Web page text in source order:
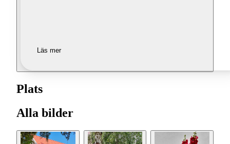
Läs mer
Plats
Alla bilder